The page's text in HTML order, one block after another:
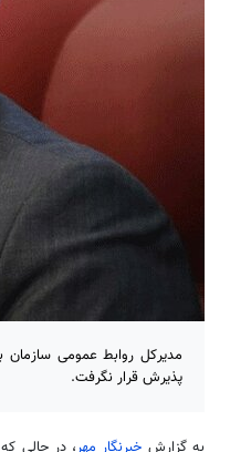
مدیرکل روابط عمومی
پذیرش قرار نگرفت.
به گزارش خبرنگار مهر، در حالی